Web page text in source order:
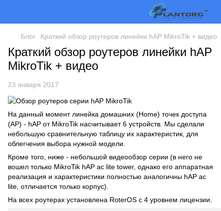
Блог Краткий обзор роутеров линейки hAP MikroTik + видео
Краткий обзор роутеров линейки hAP
MikroTik + видео
23 января 2017
На данный момент линейка домашних (Home) точек доступа
(AP) - hAP от MikroTik насчитывает 6 устройств. Мы сделали
небольшую сравнительную таблицу их характеристик, для
облегчения выбора нужной модели.
Кроме того, ниже - небольшой видеообзор серии (в него не
вошел только MikroTik hAP ac lite tower, однако его аппаратная
реализация и характеристики полностью аналогичны hAP ac
lite, отличается только корпус).
На всех роутерах установлена RoterOS с 4 уровнем лицензии.